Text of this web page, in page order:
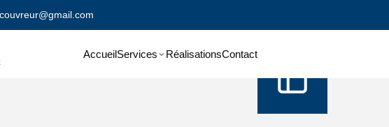
AccueilServices RéalisationsContact